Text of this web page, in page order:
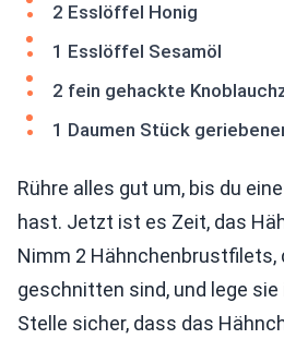
2 Esslöffel Honig
1 Esslöffel Sesamöl
2 fein gehackte
1 Daumen Stück
Rühre alles gut um, bis du
hast. Jetzt ist es Zeit, das
Nimm 2 Hähnchenbrustfilets,
geschnitten sind, und lege sie
Stelle sicher, dass das